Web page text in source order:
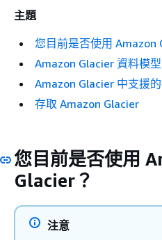
主題
您目前是否使用 Amazon
Amazon Glacier 資料模型
Amazon Glacier 中支援
存取 Amazon Glacier
您目前是否使用
Glacier？
注意